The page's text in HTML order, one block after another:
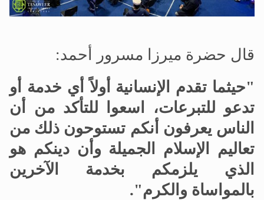
قال حضرة ميرزا مسرور أحمد:
"حيثما تقدم الإنسانية أولاً أي خدمة أو
تدعو للتبرعات، اسعوا للتأكد من أن
الناس يعرفون أنكم تستوحون ذلك من
تعاليم الإسلام الجميلة وأن دينكم هو
الذي يلزمكم بخدمة الآخرين
بالمواساة والكرم".